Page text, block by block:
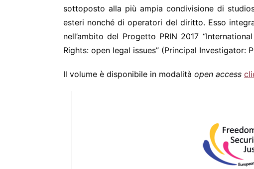
sottoposto alla più ampia condivisione di
esteri nonché di operatori del diritto. Esso
nell’ambito del Progetto PRIN 2017
Rights: open legal issues” (Principal Investigator:
Il volume è disponibile in modalità open access